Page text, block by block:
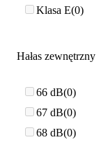
Klasa E 0
Hałas zewnętrzny
66 dB 0
67 dB 0
68 dB 0